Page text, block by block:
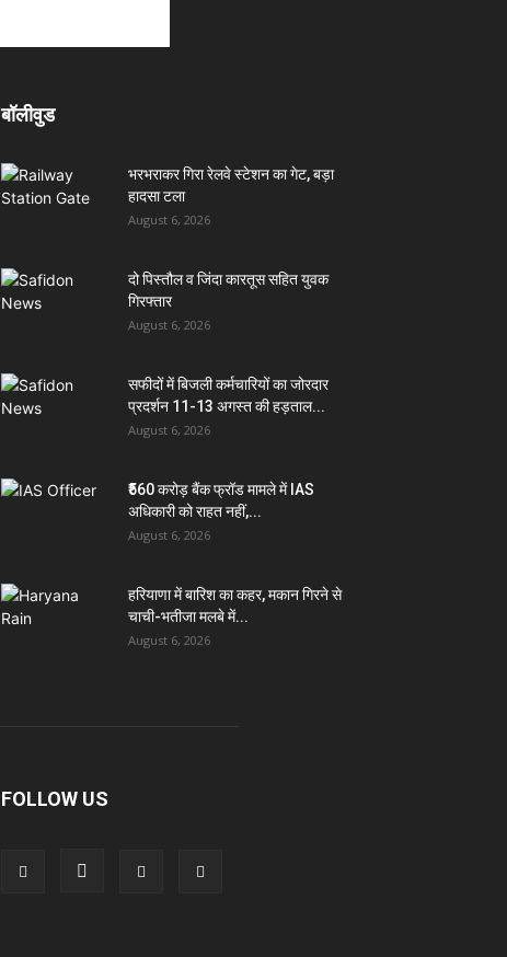
बॉलीवुड
भरभराकर गिरा रेलवे स्टेशन का गेट, बड़ा
हादसा टला
August 6, 2026
दो पिस्तौल व जिंदा कारतूस सहित युवक
गिरफ्तार
August 6, 2026
सफीदों में बिजली कर्मचारियों का जोरदार
प्रदर्शन 11-13 अगस्त की हड़ताल...
August 6, 2026
₹560 करोड़ बैंक फ्रॉड मामले में IAS
अधिकारी को राहत नहीं,...
August 6, 2026
हरियाणा में बारिश का कहर, मकान गिरने से
चाची-भतीजा मलबे में...
August 6, 2026
FOLLOW US